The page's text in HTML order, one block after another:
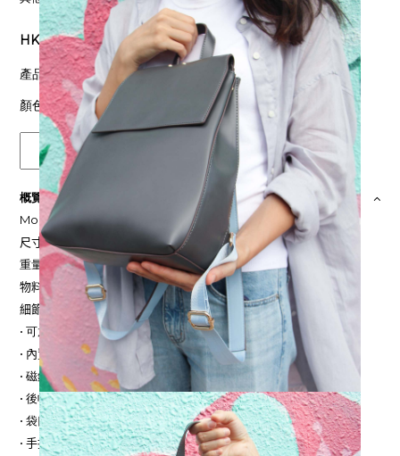
HK$ 0
產品風格：
背囊
顏色：
炭灰
概覽
Morgan 11" ipad 背包 : 環保皮革,背包
尺寸: 33 厘米(高) x 11 闊)
重量: 0.7公斤
物料:
環保皮革
細節:
• 可放11寸平板
• 內置雙拉鍊袋,手機袋, 和多用途插袋
• 磁鈕/ 拉鏈封口,100%回收膠樽滌綸裡布
• 後幅拉鍊袋
• 袋口側有喼鈕
•手挽中高7厘米